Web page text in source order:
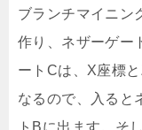
ブランチマイニン
作り、ネザーゲー
ートCは、X座標
なるので、入ると
トBに出ます。そ